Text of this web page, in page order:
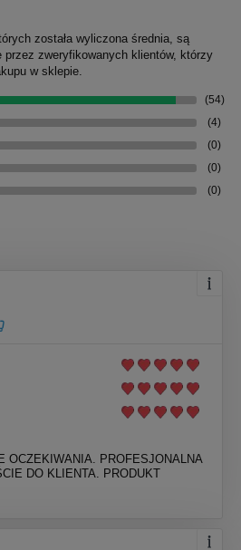
została wyliczona średnia, są
przez zweryfikowanych klientów, którzy
w sklepie.
(54)
(4)
(0)
(0)
(0)
OCZEKIWANIA. PROFESJONALNA
DO KLIENTA. PRODUKT